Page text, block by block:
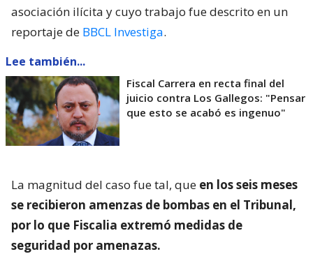
asociación ilícita y cuyo trabajo fue descrito en un
reportaje de BBCL Investiga.
Lee también...
Fiscal Carrera en recta final del
juicio contra Los Gallegos: "Pensar
que esto se acabó es ingenuo"
La magnitud del caso fue tal, que en los seis meses
se recibieron amenzas de bombas en el Tribunal,
por lo que Fiscalia extremó medidas de
seguridad por amenazas.